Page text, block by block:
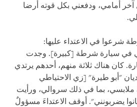
أمامي، ودفعني بكل قوته أرضا
شرعوا في الاعتداء عليها:
في سيارة شرطة [كبيرة]. وجدت
كان هناك ثلاثة منهم، أحدهم يرتدي
"أبو طيرة" [زي الاحتياطي
ملابسي، بما في ذلك سروالي، ورأيت
يضربونني". أوقف الاعتداءَ مسؤولٌ